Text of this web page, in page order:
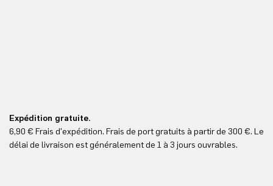
Expédition gratuite.
6,90 € Frais d'expédition. Frais de port gratuits à partir de 300 €. Le
délai de livraison est généralement de 1 à 3 jours ouvrables.